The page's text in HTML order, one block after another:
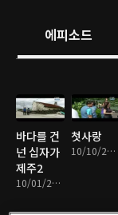
에피소드
바다를 건
넌 십자가
제주2
10/01/2013 • 9분
첫사랑
10/10/2013 • 10분